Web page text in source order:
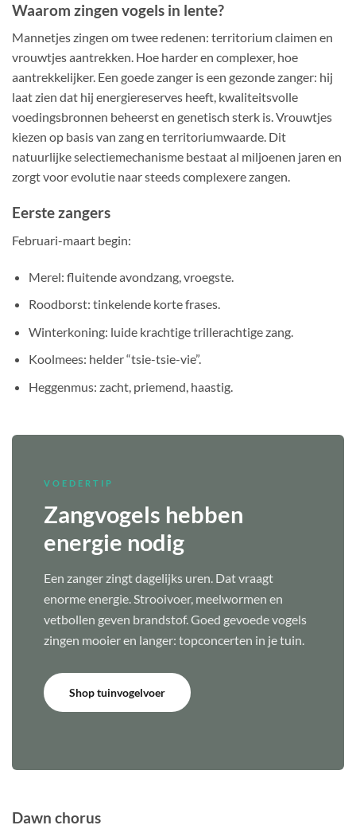
Waarom zingen vogels in lente?
Mannetjes zingen om twee redenen: territorium claimen en
vrouwtjes aantrekken. Hoe harder en complexer, hoe
aantrekkelijker. Een goede zanger is een gezonde zanger: hij
laat zien dat hij energiereserves heeft, kwaliteitsvolle
voedingsbronnen beheerst en genetisch sterk is. Vrouwtjes
kiezen op basis van zang en territoriumwaarde. Dit
natuurlijke selectiemechanisme bestaat al miljoenen jaren en
zorgt voor evolutie naar steeds complexere zangen.
Eerste zangers
Februari-maart begin:
Merel: fluitende avondzang, vroegste.
Roodborst: tinkelende korte frases.
Winterkoning: luide krachtige trillerachtige zang.
Koolmees: helder “tsie-tsie-vie”.
Heggenmus: zacht, priemend, haastig.
VOEDERTIP
Zangvogels hebben
energie nodig
Een zanger zingt dagelijks uren. Dat vraagt
enorme energie. Strooivoer, meelwormen en
vetbollen geven brandstof. Goed gevoede vogels
zingen mooier en langer: topconcerten in je tuin.
Shop tuinvogelvoer
Dawn chorus